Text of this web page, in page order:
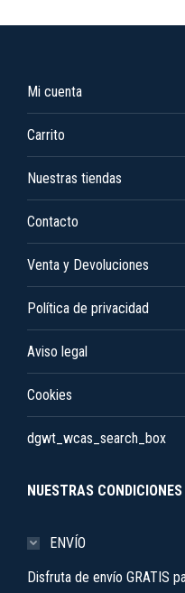
Mi cuenta
Carrito
Nuestras tiendas
Contacto
Venta y Devoluciones
Política de privacidad
Aviso legal
Cookies
dgwt_wcas_search_box
NUESTRAS CONDICIONES
ENVÍO
Disfruta de envío GRATIS